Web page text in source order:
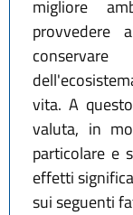
migliore
provvedere
vita. A
valuta, in
particolare e
effetti
sui seguenti